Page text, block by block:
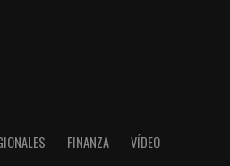
FINANZA VÍDEO